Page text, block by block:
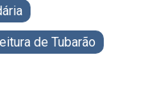
de Tubarão